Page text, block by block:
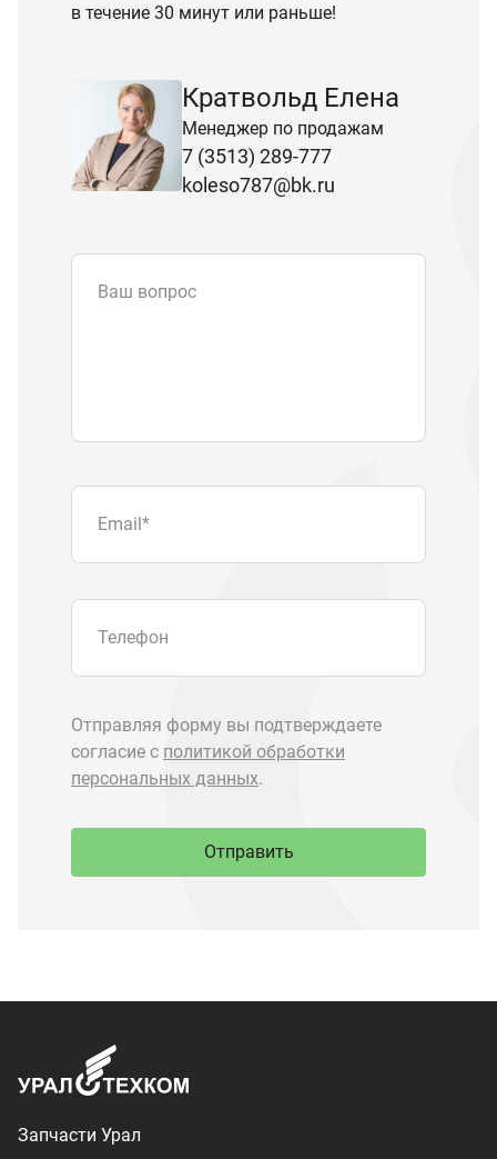
в течение 30 минут или раньше!
Кратвольд Елена
Менеджер по продажам
7 (3513) 289-777
koleso787@bk.ru
Ваш вопрос
Запчасти Урал
Запчасти Камаз
Спецпредложения
Доставка и оплата
utkm@mail.ru